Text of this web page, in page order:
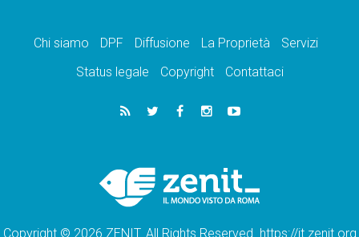
Chi siamo DPF Diffusione La Proprietà
Servizi
Status legale
Copyright Contattaci
Copyright © 2026 ZENIT. All Rights Reserved. https://it.zenit.org